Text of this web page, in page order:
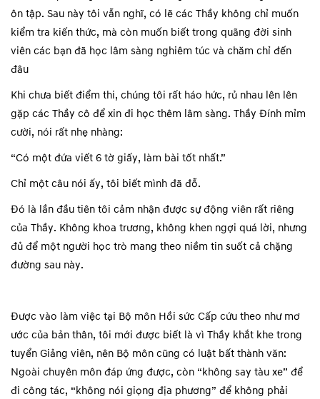
ôn tập. Sau này tôi vẫn nghĩ, có lẽ các Thầy không chỉ muốn
kiểm tra kiến thức, mà còn muốn biết trong quãng đời sinh
viên các bạn đã học lâm sàng nghiêm túc và chăm chỉ đến
đâu
Khi chưa biết điểm thi, chúng tôi rất háo hức, rủ nhau lên lên
gặp các Thầy cô để xin đi học thêm lâm sàng. Thầy Đính mỉm
cười, nói rất nhẹ nhàng:
“Có một đứa viết 6 tờ giấy, làm bài tốt nhất.”
Chỉ một câu nói ấy, tôi biết mình đã đỗ.
Đó là lần đầu tiên tôi cảm nhận được sự động viên rất riêng
của Thầy. Không khoa trương, không khen ngợi quá lời, nhưng
đủ để một người học trò mang theo niềm tin suốt cả chặng
đường sau này.
Được vào làm việc tại Bộ môn Hồi sức Cấp cứu theo như mơ
ước của bản thân, tôi mới được biết là vì Thầy khắt khe trong
tuyển Giảng viên, nên Bộ môn cũng có luật bất thành văn:
Ngoài chuyên môn đáp ứng được, còn “không say tàu xe” để
đi công tác, “không nói giọng địa phương” để không phải